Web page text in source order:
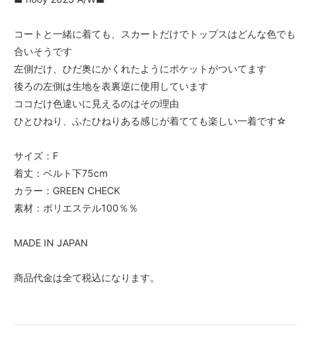
コートと一緒に着ても、スカートだけでトップスはどんな色でも
合いそうです
左側だけ、ひだ奥にかくれたようにポケットがついてます
後ろの左側は生地を表裏逆に使用しています
ココだけ色違いに見えるのはその理由
ひとひねり、ふたひねりある感じが着てても楽しい一着です☆
サイズ：F
着丈：ベルト下75cm
カラー：GREEN CHECK
素材：ポリエステル100％％
MADE IN JAPAN
商品代金は全て税込になります。